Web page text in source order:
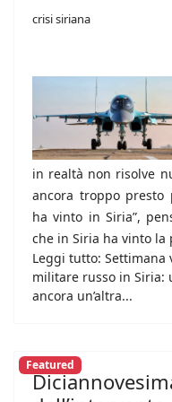
crisi siriana
in realtà non risolve
ancora troppo presto
ha vinto in Siria”,
che in Siria ha vinto la
Leggi tutto: Settimana
militare russo in Siria:
ancora un’altra...
Featured